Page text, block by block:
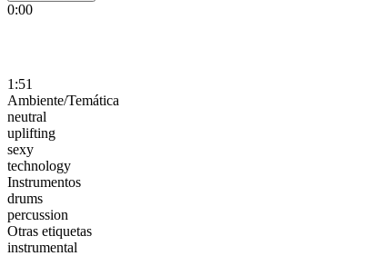
0:00
1:51
Ambiente/Temática
neutral
uplifting
sexy
technology
Instrumentos
drums
percussion
Otras etiquetas
instrumental